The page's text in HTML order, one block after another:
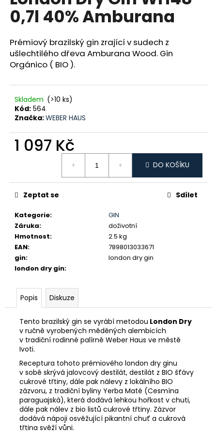
5,0
z
hvězdiček.
0,7l 40% Amburana
Prémiový brazilský gin zrající v sudech z
ušlechtilého dřeva Amburana Wood. Gin
Orgánico ( BIO ).
Skladem (>10 ks)
Kód: 564
Značka:WEBER HAUS
1 097 Kč
DO KOŠÍKU
Kategorie:
GIN
Záruka:
doživotní
Hmotnost:
2.5 kg
EAN:
7898013033671
gin:
london dry gin
london dry gin:
Zeptat se Sdílet
Popis Diskuze
Tento brazilský gin se vyrábí metodou London Dry
v ručně vyrobených měděných alembicích
v tradiční rodinné palírně Weber Haus ve městě
Ivoti.
Receptura tohoto prémiového london dry ginu
v sobě skrývá jalovcový destilát, destilát z BIO šťávy
cukrové třtiny, dále pak nálevy z lokálního BIO
zázvoru, z tradiční byliny Yerba Maté (Cesmína
paraguajská), která dodává lehkou hořkost v chuti,
dále pak nálev z bio listů cukrové třtiny. Zázvor
dodává nápoji osvěžující pikantní chuť a cukrová
třtina svěží vůni.
a
j
í
t
?
o
č
u
e
m
e
ROCHESTER
GINGER
KARTON
725ML
984
Kč